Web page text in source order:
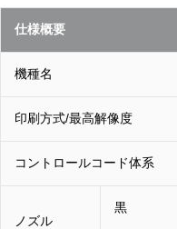
仕様概要
機種名
印刷方式/最高解像度
コントロールコード体系
ノズル
黒